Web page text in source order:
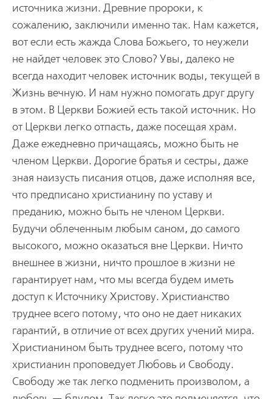
источника жизни. Древние пророки, к
сожалению, заключили именно так. Нам кажется,
вот если есть жажда Слова Божьего, то неужели
не найдет человек это Слово? Увы, далеко не
всегда находит человек источник воды, текущей в
Жизнь вечную. И нам нужно помогать друг другу
в этом. В Церкви Божией есть такой источник. Но
от Церкви легко отпасть, даже посещая храм.
Даже ежедневно причащаясь, можно быть не
членом Церкви. Дорогие братья и сестры, даже
зная наизусть писания отцов, даже исполняя все,
что предписано христианину по уставу и
преданию, можно быть не членом Церкви.
Будучи облеченным любым саном, до самого
высокого, можно оказаться вне Церкви. Ничто
внешнее в жизни, ничто прошлое в жизни не
гарантирует нам, что мы всегда будем иметь
доступ к Источнику Христову. Христианство
труднее всего потому, что оно не дает никаких
гарантий, в отличие от всех других учений мира.
Христианином быть труднее всего, потому что
христианин проповедует Любовь и Свободу.
Свободу же так легко подменить произволом, а